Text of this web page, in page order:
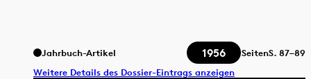
Jahrbuch-Artikel 1956 SeitenS. 87–89
Weitere Details des Dossier-Eintrags anzeigen